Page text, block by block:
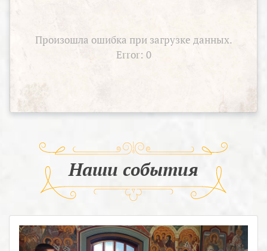
Произошла ошибка при загрузке данных.
Error: 0
Наши события